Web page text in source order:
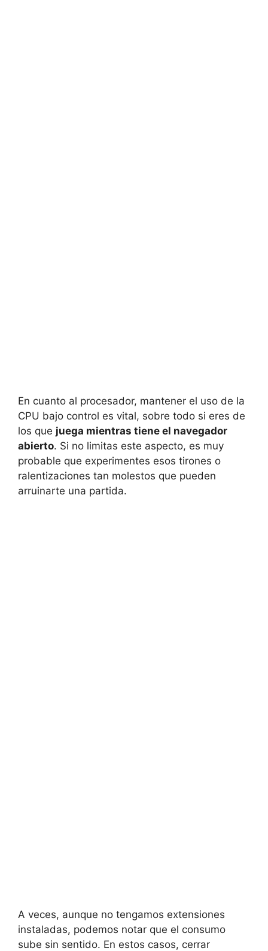
En cuanto al procesador, mantener el uso de la
CPU bajo control es vital, sobre todo si eres de
los que juega mientras tiene el navegador
abierto. Si no limitas este aspecto, es muy
probable que experimentes esos tirones o
ralentizaciones tan molestos que pueden
arruinarte una partida.
A veces, aunque no tengamos extensiones
instaladas, podemos notar que el consumo
sube sin sentido. En estos casos, cerrar